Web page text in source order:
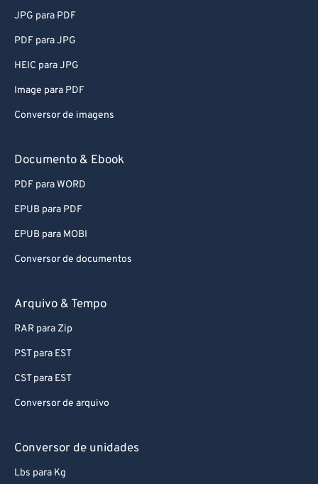
JPG para PDF
PDF para JPG
HEIC para JPG
Image para PDF
Conversor de imagens
Documento & Ebook
PDF para WORD
EPUB para PDF
EPUB para MOBI
Conversor de documentos
Arquivo & Tempo
RAR para Zip
PST para EST
CST para EST
Conversor de arquivo
Conversor de unidades
Lbs para Kg